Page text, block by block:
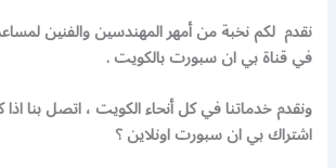
نقدم لكم نخبة من أمهر المهندسين والفنين
في قناة بي ان سبورت بالكويت .
ونقدم خدماتنا في كل أنحاء الكويت ، اتصل بنا
اشتراك بي ان سبورت اونلاين ؟